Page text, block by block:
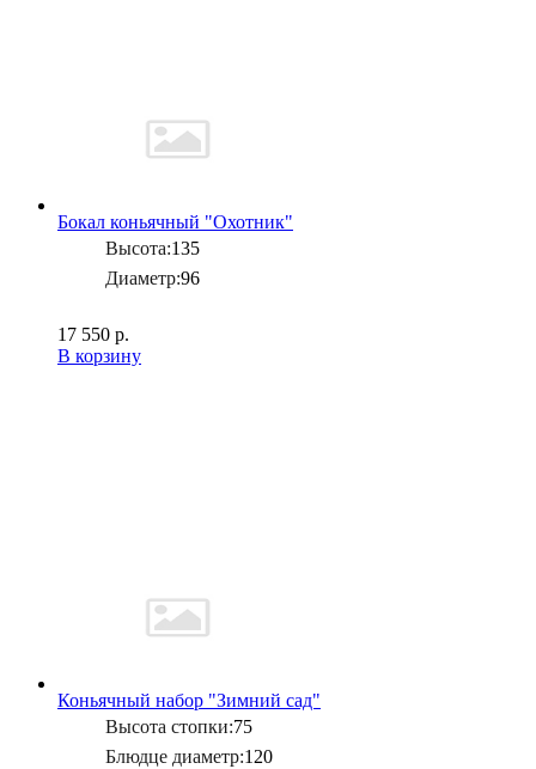
Бокал коньячный "Охотник"
Высота:135
Диаметр:96
17 550 р.
В корзину
Коньячный набор "Зимний сад"
Высота стопки:75
Блюдце диаметр:120